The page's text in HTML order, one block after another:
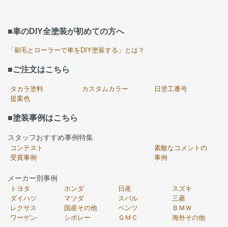
■車のDIY全塗装が初めての方へ
「刷毛とローラーで車をDIY塗装する」とは？
■ご注文はこちら
タカラ塗料
提案色
カスタムカラー 日塗工番号
■塗装事例はこちら
スタッフおすすめ事例特集
コンテスト
受賞事例
素敵なコメントの
事例
メーカー別事例
トヨタ ホンダ 日産
スズキ
ダイハツ
マツダ スバル
三菱
レクサス
国産その他 ベンツ
ＢＭＷ
ワーゲン
シボレー ＧＭＣ 海外その他